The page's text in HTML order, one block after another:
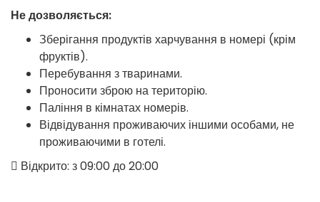
Не дозволяється:
Зберігання продуктів харчування в номері (крім
фруктів).
Перебування з тваринами.
Проносити зброю на територію.
Паління в кімнатах номерів.
Відвідування проживаючих іншими особами, не
проживаючими в готелі.
Відкрито: з 09:00 до 20:00